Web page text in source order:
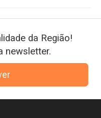
da Região!
newsletter.